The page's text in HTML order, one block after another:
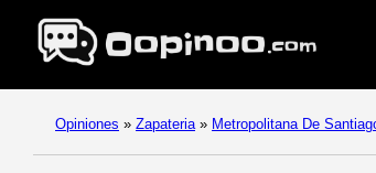
Opiniones » Zapateria » Metropolitana De